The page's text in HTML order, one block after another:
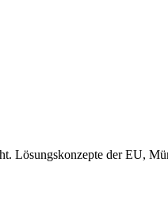
Lösungskonzepte der EU,